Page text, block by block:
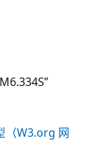
（W3.org 网